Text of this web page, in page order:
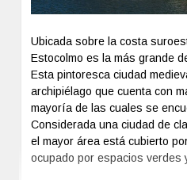
Ubicada sobre la costa
Estocolmo es la más grande
Esta pintoresca ciudad
archipiélago que cuenta con
mayoría de las cuales se
Considerada una ciudad de
el mayor área está cubierto
ocupado por espacios verdes